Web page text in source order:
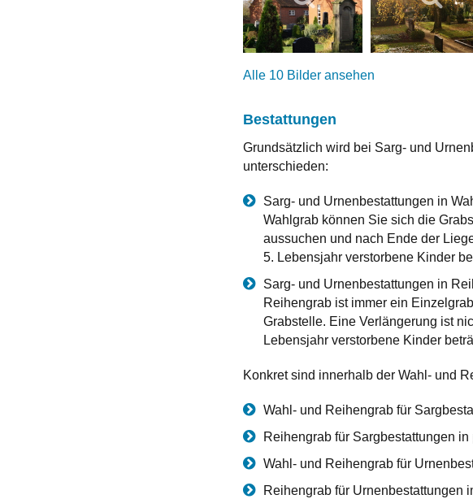
Alle 10 Bilder ansehen
Bestattungen
Grundsätzlich wird bei Sarg- und
unterschieden:
Sarg- und Urnenbestattungen in
Wahlgrab können Sie sich die
aussuchen und nach Ende der
5. Lebensjahr verstorbene Kinder
Sarg- und Urnenbestattungen in
Reihengrab ist immer ein
Grabstelle. Eine Verlängerung ist
Lebensjahr verstorbene Kinder
Konkret sind innerhalb der Wahl- und
Wahl- und Reihengrab für
Reihengrab für Sargbestattungen
Wahl- und Reihengrab für
Reihengrab für Urnenbestattungen